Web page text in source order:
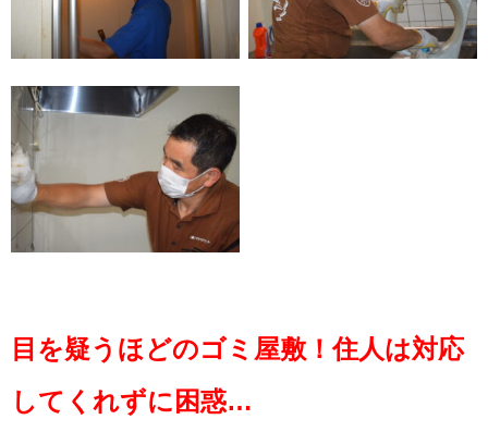
目を疑うほどのゴミ屋敷！住人は対応
してくれずに困惑…